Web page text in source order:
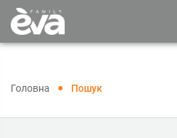
Головна Пошук